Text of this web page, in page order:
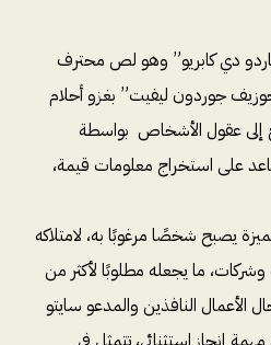
دي كابريو” وهو لص محترف
جوردون ليفيت” بغزو أحلام
إلى عقول الأشخاص بواسطة
على استخراج معلومات قيمة،
يصبح شخصًا مرغوبًا به، لامتلاكه
ما يجعله مطلوبًا لأكثر من
الأعمال النافذين والمدعو سايتو